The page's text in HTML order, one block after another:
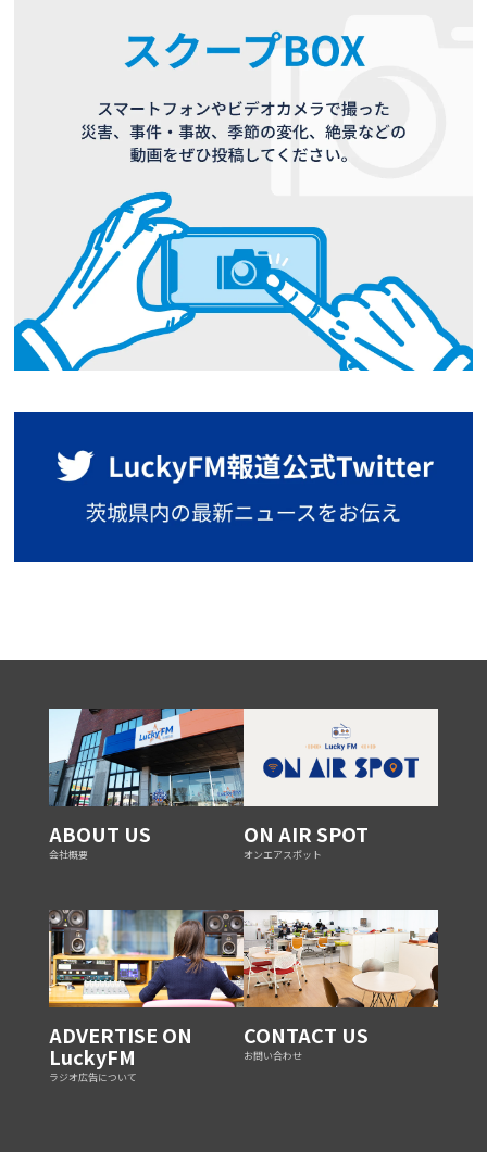
ABOUT US
会社概要
ON AIR SPOT
オンエアスポット
ADVERTISE ON
LuckyFM
ラジオ広告について
CONTACT US
お問い合わせ